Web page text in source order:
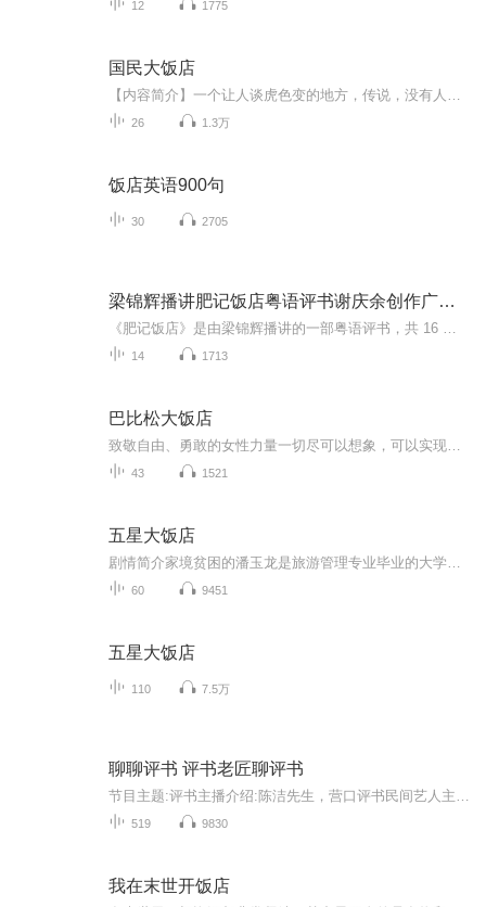
12 1775
国民大饭店
26 1.3万
饭店英语900句
30 2705
梁锦辉播讲肥记饭店粤语评书谢庆余创作广州市井生活
14 1713
巴比松大饭店
43 1521
五星大饭店
60 9451
五星大饭店
110 7.5万
聊聊评书 评书老匠聊评书
519 9830
我在末世开饭店